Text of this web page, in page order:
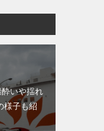
いや揺れ
様子も紹